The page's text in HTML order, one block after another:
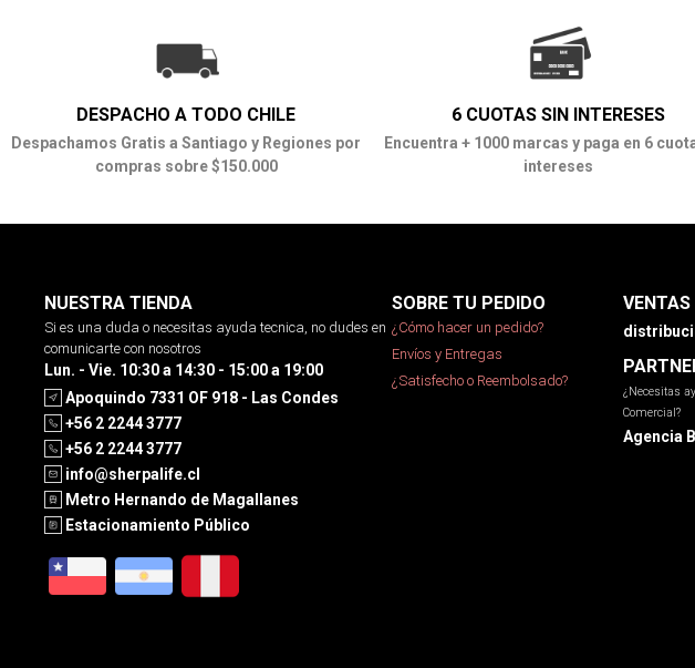
DESPACHO A TODO CHILE
Despachamos Gratis a Santiago y Regiones por
compras sobre $150.000
6 CUOTAS SIN INTERESES
Encuentra + 1000 marcas y paga en 6
intereses
NUESTRA TIENDA
Si es una duda o necesitas ayuda tecnica, no dudes en
comunicarte con nosotros
Lun. - Vie. 10:30 a 14:30 - 15:00 a 19:00
Apoquindo 7331 OF 918 - Las Condes
+56 2 2244 3777
+56 2 2244 3777
info@sherpalife.cl
Metro Hernando de Magallanes
Estacionamiento Público
SOBRE TU PEDIDO
¿Cómo hacer un pedido?
Envíos y Entregas
¿Satisfecho o Reembolsado?
¿Necesitas
Comercial?
Agencia